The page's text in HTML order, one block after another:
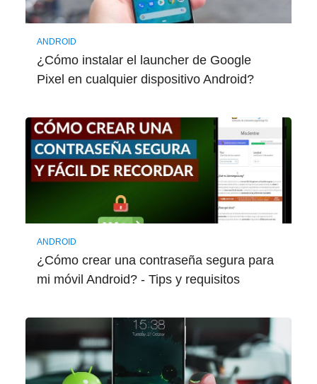
ANDROID
¿Cómo instalar el launcher de Google
Pixel en cualquier dispositivo Android?
ANDROID
¿Cómo crear una contraseña segura para
mi móvil Android? - Tips y requisitos